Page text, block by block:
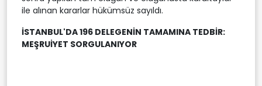
ile alınan kararlar hükümsüz sayıldı.
İSTANBUL'DA 196 DELEGENİN TAMAMINA TEDBİR:
MEŞRUİYET SORGULANIYOR